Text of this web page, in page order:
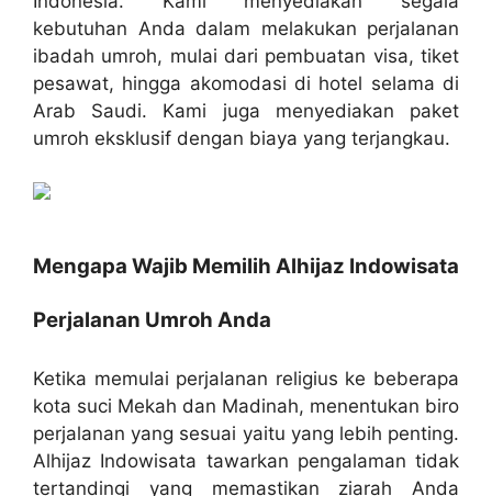
kebutuhan Anda dalam melakukan perjalanan
ibadah umroh, mulai dari pembuatan visa, tiket
pesawat, hingga akomodasi di hotel selama di
Arab Saudi. Kami juga menyediakan paket
umroh eksklusif dengan biaya yang terjangkau.
Mengapa Wajib Memilih Alhijaz Indowisata
Perjalanan Umroh Anda
Ketika memulai perjalanan religius ke beberapa
kota suci Mekah dan Madinah, menentukan biro
perjalanan yang sesuai yaitu yang lebih penting.
Alhijaz Indowisata tawarkan pengalaman tidak
tertandingi yang memastikan ziarah Anda